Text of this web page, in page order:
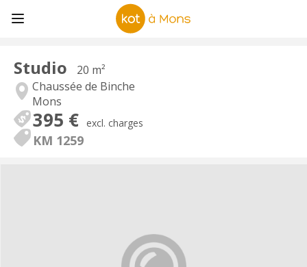
Studio
20 m²
Chaussée de Binche
Mons
395 € excl. charges
KM 1259